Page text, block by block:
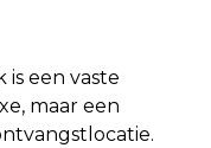
een vaste
maar een